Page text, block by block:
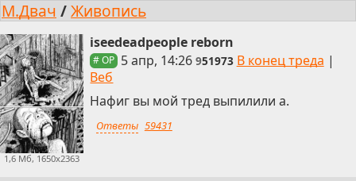
М.Двач /Живопись
1,6 Мб, 1650x2363
iseedeadpeople reborn
# OP 5 апр, 14:26 951973 В конец треда |
Веб
Нафиг вы мой тред выпилили а.
Ответы 59431